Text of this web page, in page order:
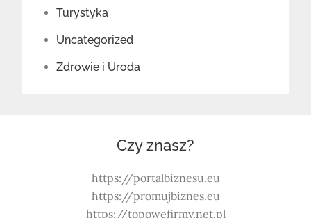
Turystyka
Uncategorized
Zdrowie i Uroda
Czy znasz?
https://portalbiznesu.eu
https://promujbiznes.eu
https://topowefirmy.net.pl